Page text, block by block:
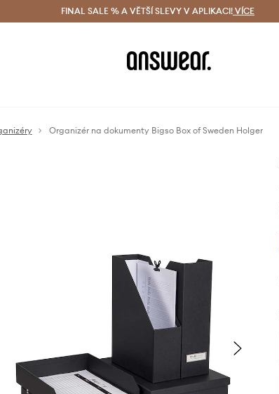
vrácení zdarma (od 1800 Kč) Doručení i do 24 h
FINAL SALE % A VĚTŠÍ SLEVY V APLIKACI! VÍCE
Organizér na dokumenty Bigso Box of Sweden Holger